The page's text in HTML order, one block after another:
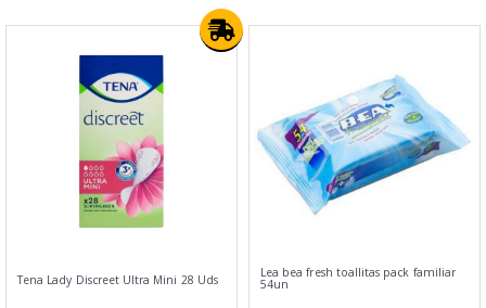
Tena Lady Discreet Ultra Mini 28 Uds Lea bea fresh toallitas pack familiar
54un